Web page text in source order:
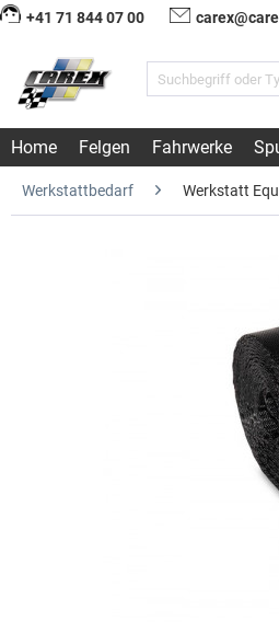
+41 71 844 07 00
Home Felgen Fahrwerke
Werkstattbedarf Werkstatt